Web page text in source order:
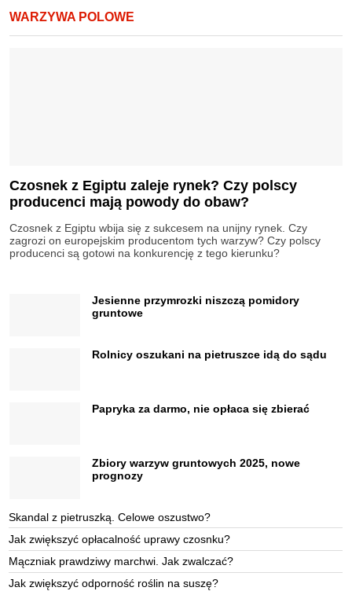
WARZYWA POLOWE
Czosnek z Egiptu zaleje rynek? Czy polscy
producenci mają powody do obaw?
Czosnek z Egiptu wbija się z sukcesem na unijny rynek. Czy
zagrozi on europejskim producentom tych warzyw? Czy polscy
producenci są gotowi na konkurencję z tego kierunku?
Jesienne przymrozki niszczą pomidory
gruntowe
Rolnicy oszukani na pietruszce idą do sądu
Papryka za darmo, nie opłaca się zbierać
Zbiory warzyw gruntowych 2025, nowe
prognozy
Skandal z pietruszką. Celowe oszustwo?
Jak zwiększyć opłacalność uprawy czosnku?
Mączniak prawdziwy marchwi. Jak zwalczać?
Jak zwiększyć odporność roślin na suszę?